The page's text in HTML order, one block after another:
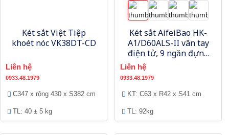
Két sắt Việt Tiệp
khoét nóc VK38DT-CD
Liên hệ
0933.48.1979
C347 x rộng 430 x S382 cm
TL: 40 ± 5 kg
Két sắt AifeiBao HK-
A1/D60ALS-II vân tay
điện tử, 9 ngăn đựng
Liên hệ
0933.48.1979
KT: C63 x R42 x S41 cm
TL: 92kg